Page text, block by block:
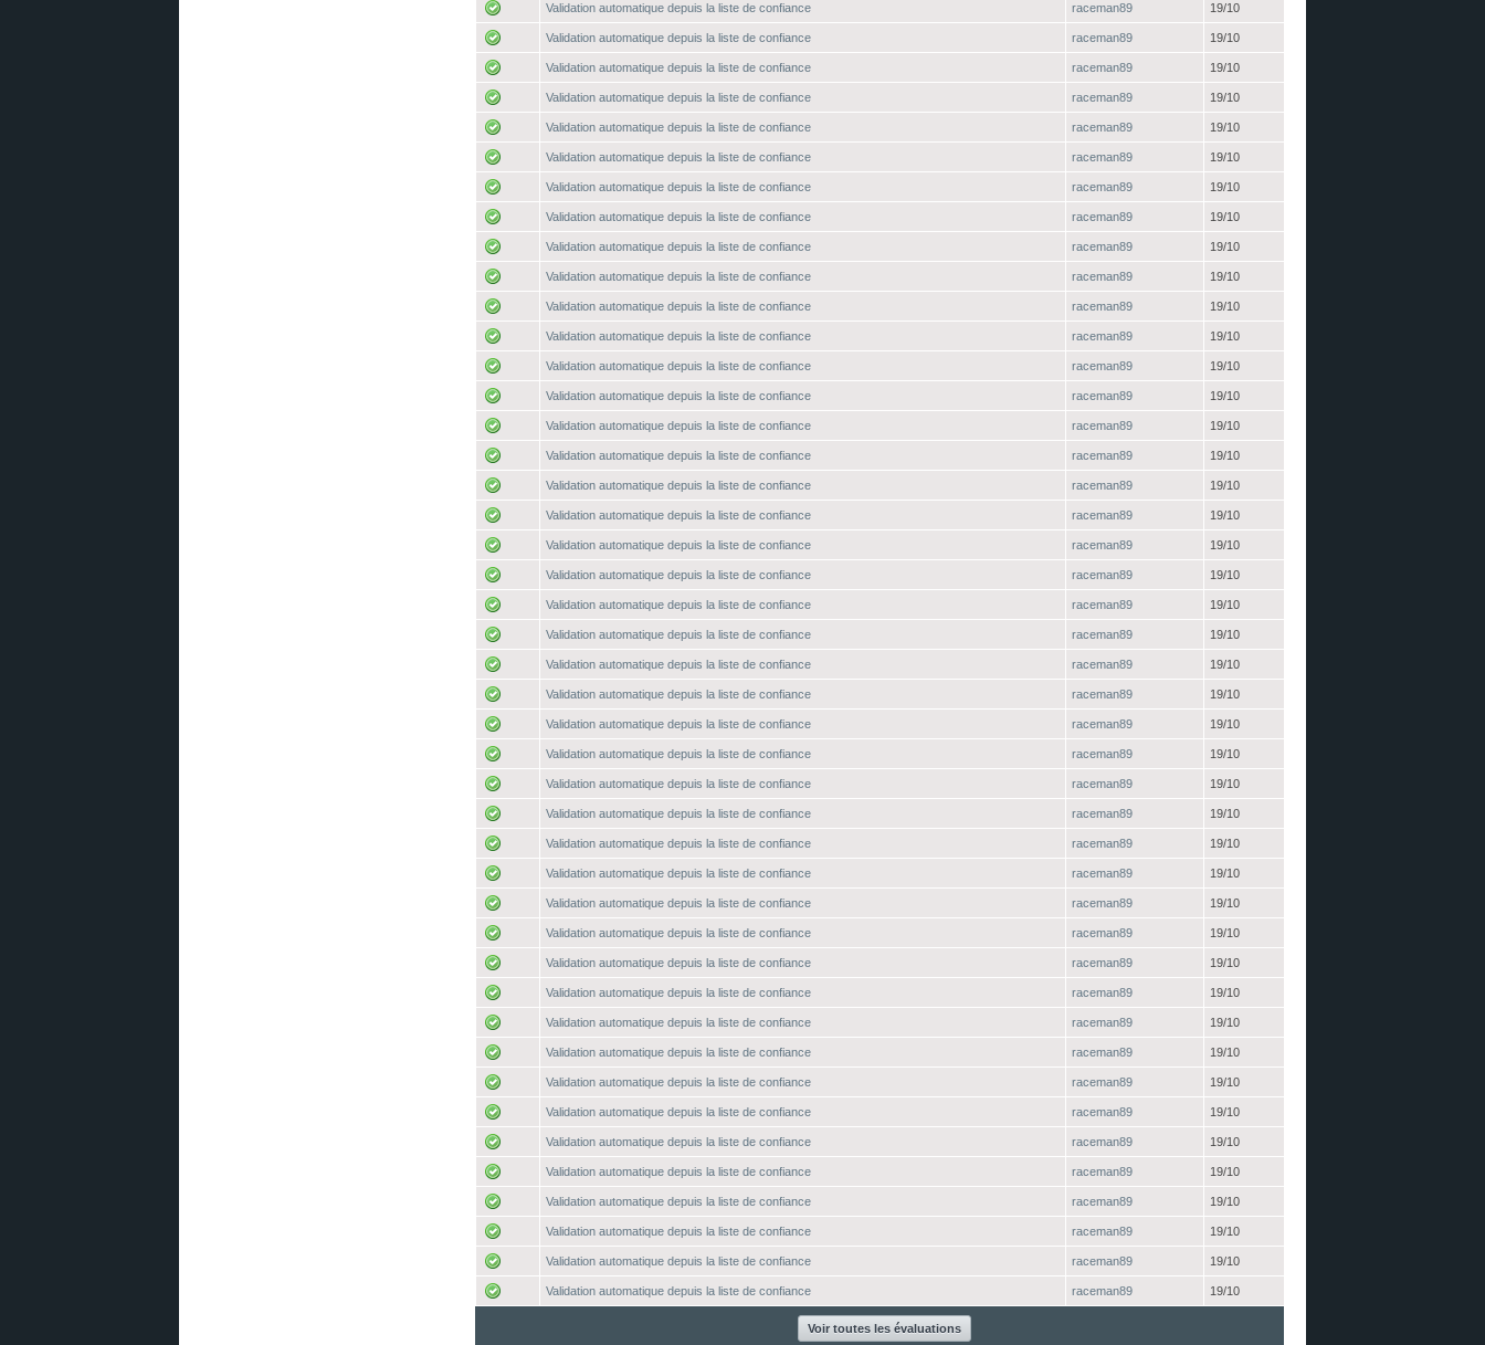
Validation automatique depuis la liste de confiance raceman89 19/10
Validation automatique depuis la liste de confiance raceman89 19/10
Validation automatique depuis la liste de confiance raceman89 19/10
Validation automatique depuis la liste de confiance raceman89 19/10
Validation automatique depuis la liste de confiance raceman89 19/10
Validation automatique depuis la liste de confiance raceman89 19/10
Validation automatique depuis la liste de confiance raceman89 19/10
Validation automatique depuis la liste de confiance raceman89 19/10
Validation automatique depuis la liste de confiance raceman89 19/10
Validation automatique depuis la liste de confiance raceman89 19/10
Validation automatique depuis la liste de confiance raceman89 19/10
Validation automatique depuis la liste de confiance raceman89 19/10
Validation automatique depuis la liste de confiance raceman89 19/10
Validation automatique depuis la liste de confiance raceman89 19/10
Validation automatique depuis la liste de confiance raceman89 19/10
Validation automatique depuis la liste de confiance raceman89 19/10
Validation automatique depuis la liste de confiance raceman89 19/10
Validation automatique depuis la liste de confiance raceman89 19/10
Validation automatique depuis la liste de confiance raceman89 19/10
Validation automatique depuis la liste de confiance raceman89 19/10
Validation automatique depuis la liste de confiance raceman89 19/10
Validation automatique depuis la liste de confiance raceman89 19/10
Validation automatique depuis la liste de confiance raceman89 19/10
Validation automatique depuis la liste de confiance raceman89 19/10
Validation automatique depuis la liste de confiance raceman89 19/10
Validation automatique depuis la liste de confiance raceman89 19/10
Validation automatique depuis la liste de confiance raceman89 19/10
Validation automatique depuis la liste de confiance raceman89 19/10
Validation automatique depuis la liste de confiance raceman89 19/10
Validation automatique depuis la liste de confiance raceman89 19/10
Validation automatique depuis la liste de confiance raceman89 19/10
Validation automatique depuis la liste de confiance raceman89 19/10
Validation automatique depuis la liste de confiance raceman89 19/10
Validation automatique depuis la liste de confiance raceman89 19/10
Validation automatique depuis la liste de confiance raceman89 19/10
Validation automatique depuis la liste de confiance raceman89 19/10
Validation automatique depuis la liste de confiance raceman89 19/10
Validation automatique depuis la liste de confiance raceman89 19/10
Validation automatique depuis la liste de confiance raceman89 19/10
Validation automatique depuis la liste de confiance raceman89 19/10
Validation automatique depuis la liste de confiance raceman89 19/10
Validation automatique depuis la liste de confiance raceman89 19/10
Validation automatique depuis la liste de confiance raceman89 19/10
Validation automatique depuis la liste de confiance raceman89 19/10
Voir toutes les évaluations